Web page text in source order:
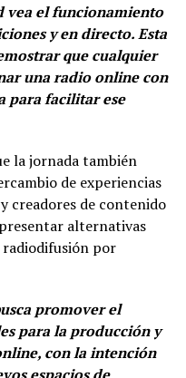
vea el funcionamiento
y en directo. Esta
que cualquier
una radio online con
para facilitar ese
la jornada también
de experiencias
creadores de contenido
alternativas
por
promover el
para la producción y
con la intención